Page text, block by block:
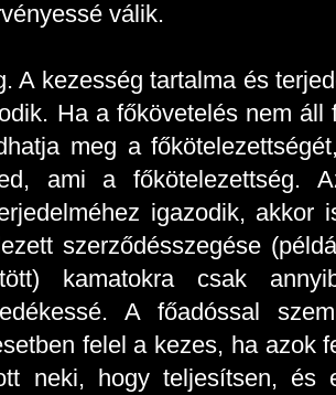
válik.
A kezesség tartalma és
Ha a főkövetelés nem
meg a
ami a
igazodik, akkor
szerződésszegése
kamatokra csak
A főadóssal
felel a kezes, ha azok
neki, hogy teljesítsen, és